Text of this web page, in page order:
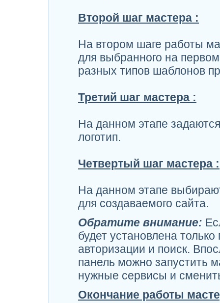
Второй шаг мастера :
На втором шаге работы
для выбранного на
разных типов шаблонов
Третий шаг мастера :
На данном этапе
логотип.
Четвертый шаг мастера :
На данном этапе
для создаваемого сайта.
Обратите внимание:
будет установлена
авторизации и поиск.
панель можно запустить
нужные сервисы и
Окончание работы